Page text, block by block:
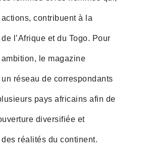
contribuent à la
l’Afrique et du Togo. Pour
le magazine
un réseau de correspondants
pays africains afin de
diversifiée et
réalités du continent.